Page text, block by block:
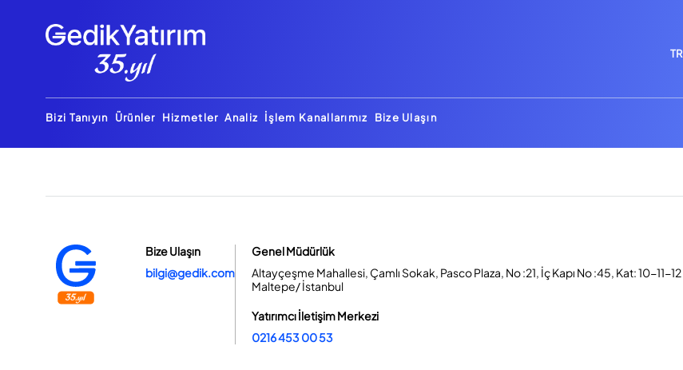
TR
Bizi Tanıyın Ürünler Hizmetler Analiz İşlem Kanallarımız Bize Ulaşın
Bize Ulaşın
bilgi@gedik.com
Genel Müdürlük
Altayçeşme Mahallesi, Çamlı Sokak, Pasco Plaza, No :21, İç Kapı No :45, Kat: 10-11-12
Maltepe/ İstanbul
Yatırımcı İletişim Merkezi
0216 453 00 53